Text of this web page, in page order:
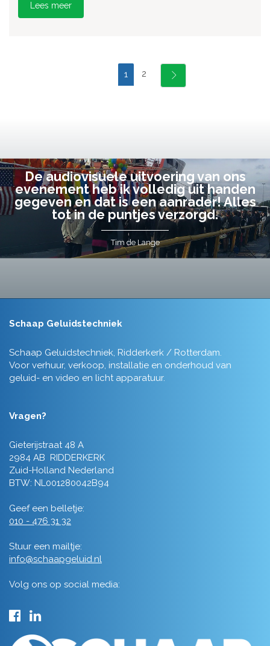
Lees meer
1 2
De audiovisuele uitvoering van ons
evenement heb ik volledig uit handen
gegeven en dat is een aanrader! Alles
tot in de puntjes verzorgd.
Tim de Lange
Schaap Geluidstechniek
Schaap Geluidstechniek, Ridderkerk / Rotterdam.
Voor verhuur, verkoop, installatie en onderhoud van
geluid- en video en licht apparatuur.
Vragen?
Gieterijstraat 48 A
2984 AB RIDDERKERK
Zuid-Holland Nederland
BTW: NL001280042B94
Geef een belletje:
010 - 476 31 32
Stuur een mailtje:
info@schaapgeluid.nl
Volg ons op social media: